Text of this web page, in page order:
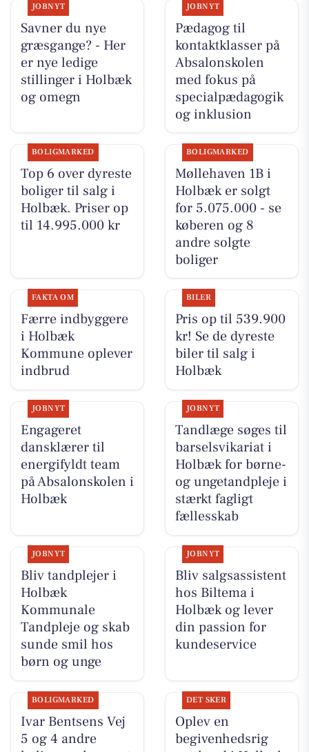
JOBNYT
Savner du nye
græsgange? - Her
er nye ledige
stillinger i Holbæk
og omegn
JOBNYT
Pædagog til
kontaktklasser på
Absalonskolen
med fokus på
specialpædagogik
og inklusion
BOLIGMARKED
Top 6 over dyreste
boliger til salg i
Holbæk. Priser op
til 14.995.000 kr
BOLIGMARKED
Møllehaven 1B i
Holbæk er solgt
for 5.075.000 - se
køberen og 8
andre solgte
boliger
FAKTA OM
Færre indbyggere
i Holbæk
Kommune oplever
indbrud
BILER
Pris op til 539.900
kr! Se de dyreste
biler til salg i
Holbæk
JOBNYT
Engageret
dansklærer til
energifyldt team
på Absalonskolen i
Holbæk
JOBNYT
Tandlæge søges til
barselsvikariat i
Holbæk for børne-
og ungetandpleje i
stærkt fagligt
fællesskab
JOBNYT
Bliv tandplejer i
Holbæk
Kommunale
Tandpleje og skab
sunde smil hos
børn og unge
JOBNYT
Bliv salgsassistent
hos Biltema i
Holbæk og lever
din passion for
kundeservice
BOLIGMARKED
Ivar Bentsens Vej
5 og 4 andre
DET SKER
Oplev en
begivenhedsrig